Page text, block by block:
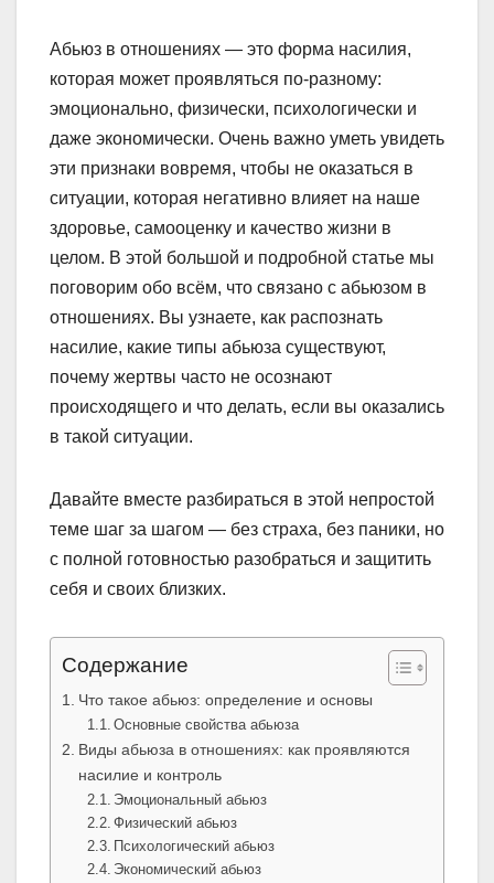
Абьюз в отношениях — это форма насилия,
которая может проявляться по-разному:
эмоционально, физически, психологически и
даже экономически. Очень важно уметь увидеть
эти признаки вовремя, чтобы не оказаться в
ситуации, которая негативно влияет на наше
здоровье, самооценку и качество жизни в
целом. В этой большой и подробной статье мы
поговорим обо всём, что связано с абьюзом в
отношениях. Вы узнаете, как распознать
насилие, какие типы абьюза существуют,
почему жертвы часто не осознают
происходящего и что делать, если вы оказались
в такой ситуации.
Давайте вместе разбираться в этой непростой
теме шаг за шагом — без страха, без паники, но
с полной готовностью разобраться и защитить
себя и своих близких.
Содержание
Что такое абьюз: определение и основы
Основные свойства абьюза
Виды абьюза в отношениях: как проявляются
насилие и контроль
Эмоциональный абьюз
Физический абьюз
Психологический абьюз
Экономический абьюз